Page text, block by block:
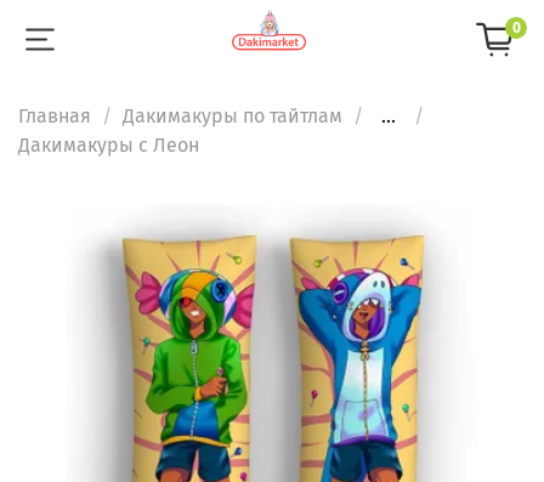
0
Главная Дакимакуры по тайтлам
...
Дакимакуры с Леон